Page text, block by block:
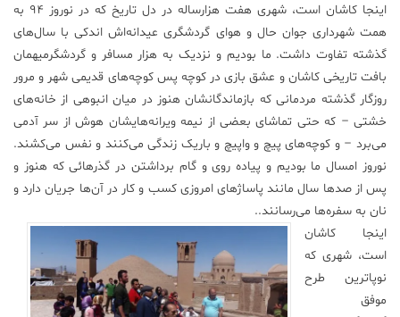
اینجا کاشان است، شهری هفت هزارساله در دل تاریخ که در نوروز ۹۴ به
همت شهرداری جوان حال و هوای گردشگری عیدانه‌اش اندکی با سال‌های
گذشته تفاوت داشت. ما بودیم و نزدیک به هزار مسافر و گردشگرمیهمان
بافت تاریخی کاشان و عشق بازی در کوچه پس کوچه‌های قدیمی شهر و مرور
روزگار گذشته مردمانی که بازماندگانشان هنوز در میان انبوهی از خانه‌های
خشتی – که حتی تماشای بعضی از نیمه ویرانه‌هایشان هوش از سر آدمی
می‌برد – و کوچه‌های پیچ و واپیچ و باریک زندگی می‌کنند و نفس می‌کشند.
نوروز امسال ما بودیم و پیاده روی و گام برداشتن در گذرهائی که هنوز و
پس از صد‌ها سال مانند پاساژهای امروزی کسب و کار در آن‌ها جریان دارد و
نان به سفره‌ها می‌رسانند..
اینجا کاشان
است، شهری که
نوپا‌ترین طرح
موفق